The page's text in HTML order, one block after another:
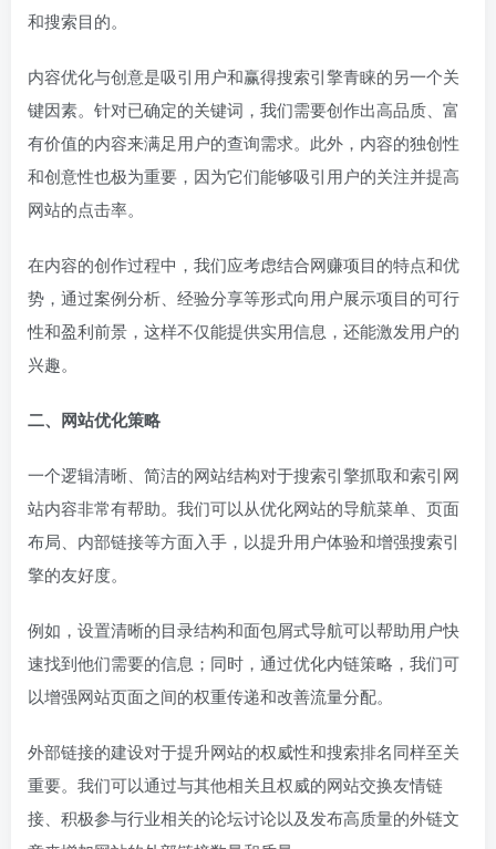
和搜索目的。
内容优化与创意是吸引用户和赢得搜索引擎青睐的另一个关
键因素。针对已确定的关键词，我们需要创作出高品质、富
有价值的内容来满足用户的查询需求。此外，内容的独创性
和创意性也极为重要，因为它们能够吸引用户的关注并提高
网站的点击率。
在内容的创作过程中，我们应考虑结合网赚项目的特点和优
势，通过案例分析、经验分享等形式向用户展示项目的可行
性和盈利前景，这样不仅能提供实用信息，还能激发用户的
兴趣。
二、网站优化策略
一个逻辑清晰、简洁的网站结构对于搜索引擎抓取和索引网
站内容非常有帮助。我们可以从优化网站的导航菜单、页面
布局、内部链接等方面入手，以提升用户体验和增强搜索引
擎的友好度。
例如，设置清晰的目录结构和面包屑式导航可以帮助用户快
速找到他们需要的信息；同时，通过优化内链策略，我们可
以增强网站页面之间的权重传递和改善流量分配。
外部链接的建设对于提升网站的权威性和搜索排名同样至关
重要。我们可以通过与其他相关且权威的网站交换友情链
接、积极参与行业相关的论坛讨论以及发布高质量的外链文